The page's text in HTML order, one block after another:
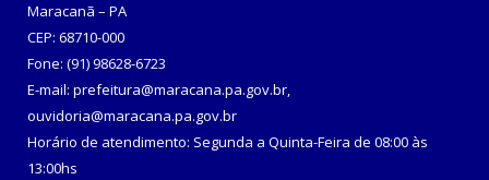
Maracanã – PA
CEP: 68710-000
Fone: (91) 98628-6723
E-mail: prefeitura@maracana.pa.gov.br,
ouvidoria@maracana.pa.gov.br
Horário de atendimento: Segunda a Quinta-Feira de 08:00 às
13:00hs